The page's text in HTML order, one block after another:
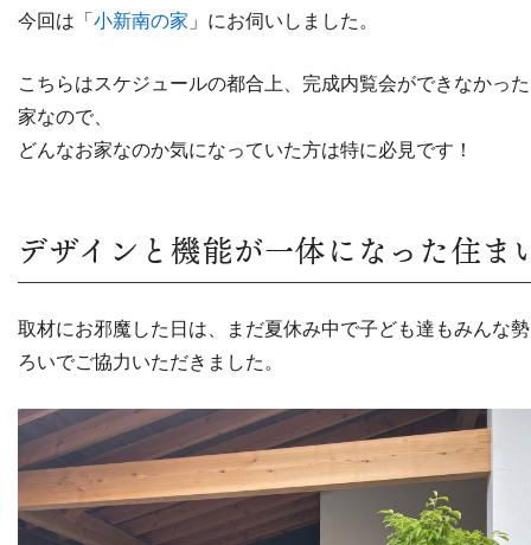
今回は「 小新南の家 」にお伺いしました。
こちらはスケジュールの都合上、完成内覧会ができなかっ
家なので、
どんなお家なのか気になっていた方は特に必見です！
デザインと機能が一体になった住ま
取材にお邪魔した日は、まだ夏休み中で子ども達もみんな
ろいでご協力いただきました。